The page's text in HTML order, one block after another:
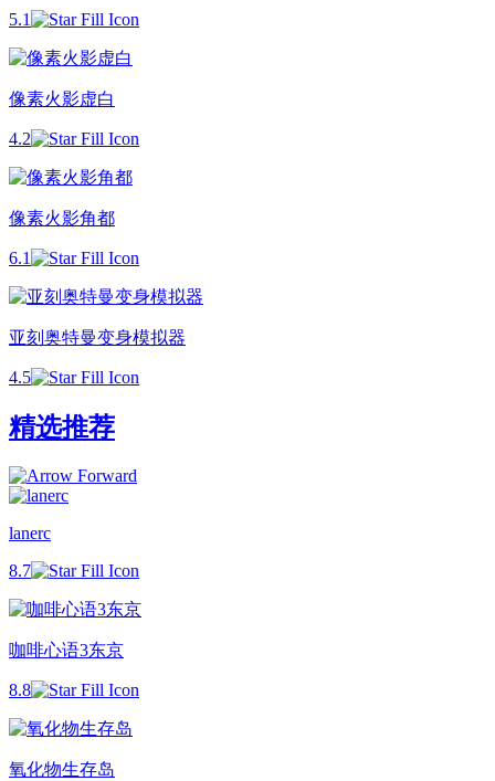
5.1
像素火影虚白
4.2
像素火影角都
6.1
亚刻奥特曼变身模拟器
4.5
精选推荐
lanerc
8.7
咖啡心语3东京
8.8
氧化物生存岛